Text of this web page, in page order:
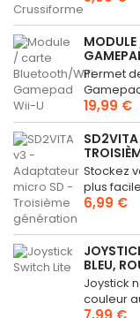
Permet
19,99 €
Stockez
plus
6,99 €
BLEU,
Joystick
couleur